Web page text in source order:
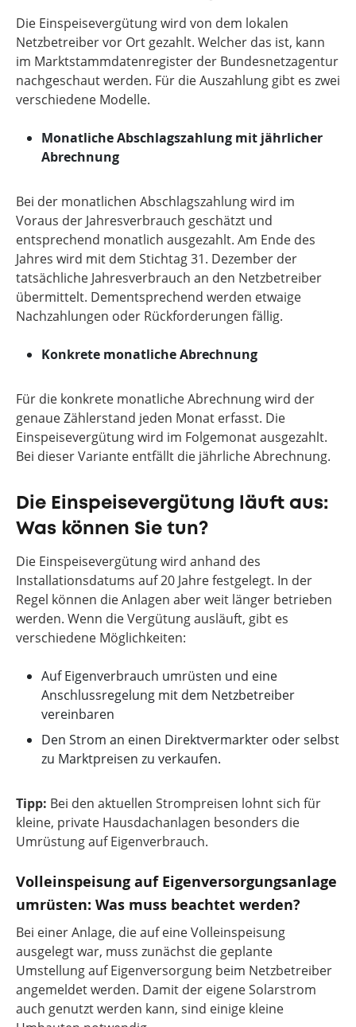
Die Einspeisevergütung wird von dem lokalen
Netzbetreiber vor Ort gezahlt. Welcher das ist, kann
im Marktstammdatenregister der Bundesnetzagentur
nachgeschaut werden. Für die Auszahlung gibt es zwei
verschiedene Modelle.
Monatliche Abschlagszahlung mit jährlicher
Abrechnung
Bei der monatlichen Abschlagszahlung wird im
Voraus der Jahresverbrauch geschätzt und
entsprechend monatlich ausgezahlt. Am Ende des
Jahres wird mit dem Stichtag 31. Dezember der
tatsächliche Jahresverbrauch an den Netzbetreiber
übermittelt. Dementsprechend werden etwaige
Nachzahlungen oder Rückforderungen fällig.
Konkrete monatliche Abrechnung
Für die konkrete monatliche Abrechnung wird der
genaue Zählerstand jeden Monat erfasst. Die
Einspeisevergütung wird im Folgemonat ausgezahlt.
Bei dieser Variante entfällt die jährliche Abrechnung.
Die Einspeisevergütung läuft aus:
Was können Sie tun?
Die Einspeisevergütung wird anhand des
Installationsdatums auf 20 Jahre festgelegt. In der
Regel können die Anlagen aber weit länger betrieben
werden. Wenn die Vergütung ausläuft, gibt es
verschiedene Möglichkeiten:
Auf Eigenverbrauch umrüsten und eine
Anschlussregelung mit dem Netzbetreiber
vereinbaren
Den Strom an einen Direktvermarkter oder selbst
zu Marktpreisen zu verkaufen.
Tipp: Bei den aktuellen Strompreisen lohnt sich für
kleine, private Hausdachanlagen besonders die
Umrüstung auf Eigenverbrauch.
Volleinspeisung auf Eigenversorgungsanlage
umrüsten: Was muss beachtet werden?
Bei einer Anlage, die auf eine Volleinspeisung
ausgelegt war, muss zunächst die geplante
Umstellung auf Eigenversorgung beim Netzbetreiber
angemeldet werden. Damit der eigene Solarstrom
auch genutzt werden kann, sind einige kleine